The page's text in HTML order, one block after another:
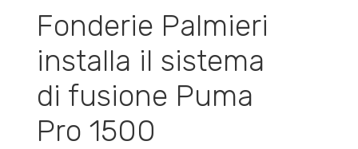
Fonderie Palmieri
installa il sistema
di fusione Puma
Pro 1500